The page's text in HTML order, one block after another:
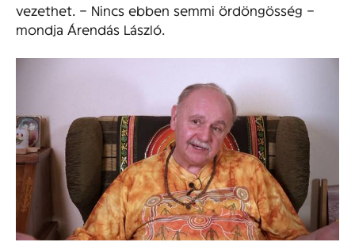
vezethet. – Nincs ebben semmi ördöngösség –
mondja Árendás László.